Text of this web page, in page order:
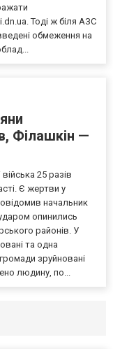
Тоді ж біля АЗС
обмеження на
Філашкін —
25 разів
Є жертви у
начальник
опинились
районів. У
та одна
зруйновані
людину, по...